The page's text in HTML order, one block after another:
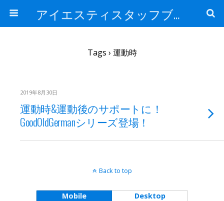
アイエスティスタッフブログ
Tags › 運動時
2019年8月30日
運動時&運動後のサポートに！
GoodOldGermanシリーズ登場！
Back to top
Mobile Desktop